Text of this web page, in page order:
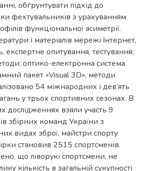
обґрунтувати підхід до
фехтувальників з урахуванням
функціональної асиметрії.
і матеріалів мережі Інтернет,
експертне опитування, тестування;
оптико-електронна система
пакет «Visual 3D», методи
54 міжнародних і дев’ять
у трьох спортивних сезонах. В
дослідженнях взяли участь 9
збірних команд України з
видах зброї, майстри спорту
становив 2515 спортсменів.
що ліворукі спортсмени, не
кількість в загальній сукупності